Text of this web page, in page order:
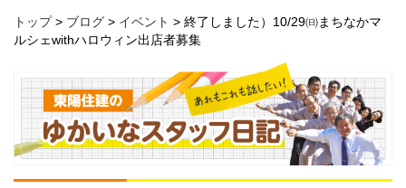
トップ> ブログ > イベント > 終了しました）10/29㈰まちなかマ
ルシェwithハロウィン出店者募集